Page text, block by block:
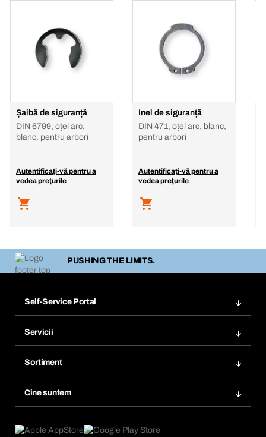
Șaibă de siguranță
DIN 6799, oțel arc,
blanc, pentru arbori
Autentificaţi-vă pentru a
vedea preţurile
Inel de siguranță
DIN 471, oțel arc, blanc,
pentru arbori
Autentificaţi-vă pentru a
vedea preţurile
PUSHING THE LIMITS.
Self-Service Portal
Marcaje
Comandă din nou
Abonări
Servicii
Gestionarea substanțelor periculoase
eProcurement
Consilier produse
Sortiment
Cine suntem
Ce ne motivează